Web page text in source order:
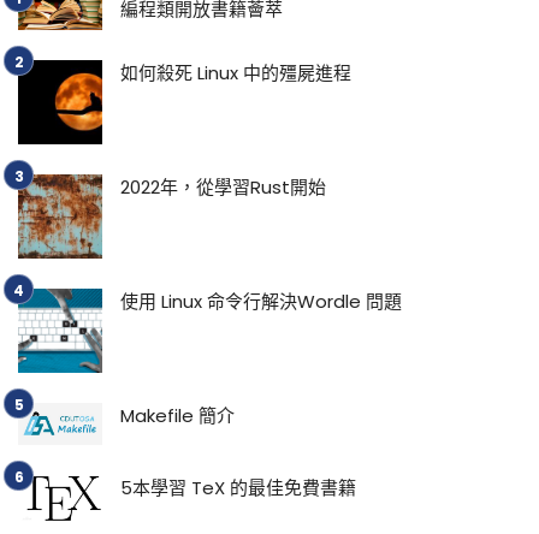
編程類開放書籍薈萃
如何殺死 Linux 中的殭屍進程
2022年，從學習Rust開始
使用 Linux 命令行解決Wordle 問題
Makefile 簡介
5本學習 TeX 的最佳免費書籍